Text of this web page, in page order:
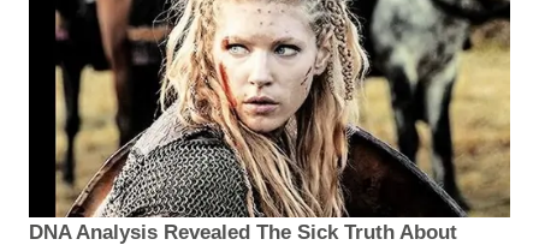
DNA Analysis Revealed The Sick Truth About